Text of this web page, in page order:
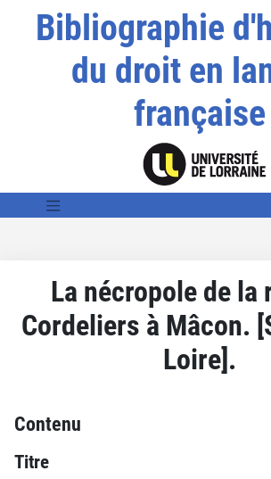
Bibliographie
du droit en
française
La nécropole de la
Cordeliers à Mâcon.
Loire].
Contenu
Titre